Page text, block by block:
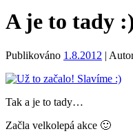
A je to tady
Publikováno 1.8.2012 |
Tak a je to tady…
Začla velkolepá akce 🙂